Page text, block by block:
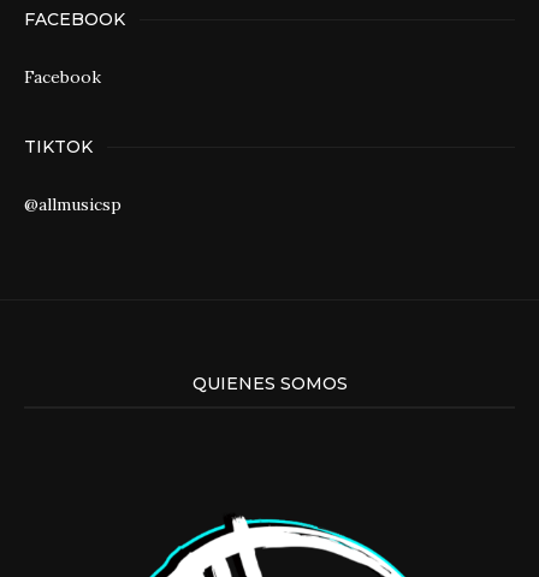
FACEBOOK
Facebook
TIKTOK
@allmusicsp
QUIENES SOMOS